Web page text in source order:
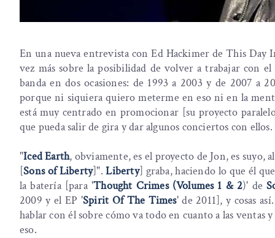
En una nueva entrevista con Ed Hackimer de This Day
vez más sobre la posibilidad de volver a trabajar con
banda en dos ocasiones: de 1993 a 2003 y de 2007 a
porque ni siquiera quiero meterme en eso ni en la
está muy centrado en promocionar [su proyecto
que pueda salir de gira y dar algunos conciertos con ellos.
"Iced Earth, obviamente, es el proyecto de Jon, es suyo,
[Sons of Liberty]".Liberty] graba, haciendo lo que él
la batería [para 'Thought Crimes (Volumes 1 & 2)' de
2009 y el EP 'Spirit Of The Times' de 2011], y cosas
hablar con él sobre cómo va todo en cuanto a las ventas
eso.